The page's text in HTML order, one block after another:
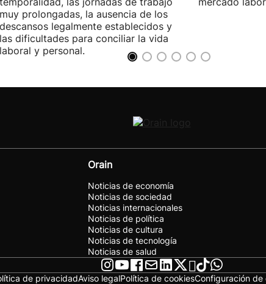
muy prolongadas, la ausencia de los
descansos legalmente establecidos y
las dificultades para conciliar la vida
laboral y personal.
Orain
Noticias de economía
Noticias de sociedad
Noticias internacionales
Noticias de política
Noticias de cultura
Noticias de tecnología
Noticias de salud
de privacidadAviso legalPolítica de cookiesConfiguración de